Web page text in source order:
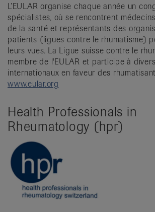
L’EULAR organise chaque année un
spécialistes, où se rencontrent
de la santé et représentants des
patients (ligues contre le rhumatisme)
leurs vues. La Ligue suisse contre le
membre de l'EULAR et participe à
internationaux en faveur des
www.eular.org
Health Professionals in
Rheumatology (hpr)